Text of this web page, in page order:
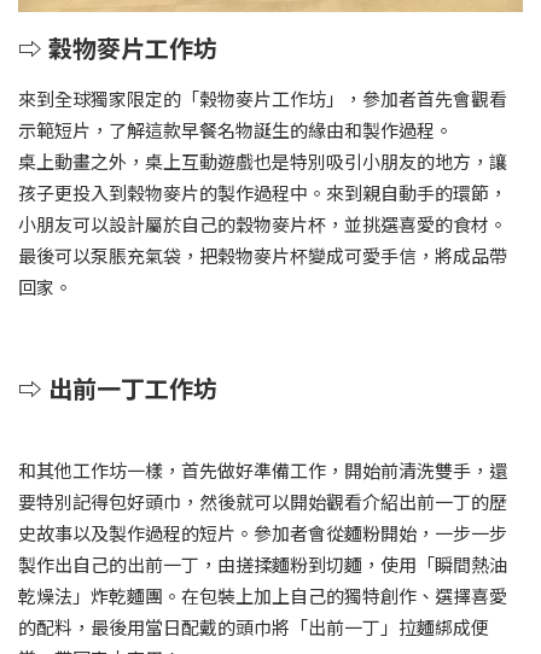
⇨ 穀物麥片工作坊
來到全球獨家限定的「榖物麥片工作坊」，參加者首先會觀看
示範短片，了解這款早餐名物誕生的緣由和製作過程。
桌上動畫之外，桌上互動遊戲也是特別吸引小朋友的地方，讓
孩子更投入到榖物麥片的製作過程中。來到親自動手的環節，
小朋友可以設計屬於自己的穀物麥片杯，並挑選喜愛的食材。
最後可以泵脹充氣袋，把榖物麥片杯變成可愛手信，將成品帶
回家。
⇨ 出前一丁工作坊
和其他工作坊一樣，首先做好準備工作，開始前清洗雙手，還
要特別記得包好頭巾，然後就可以開始觀看介紹出前一丁的歷
史故事以及製作過程的短片。參加者會從麵粉開始，一步一步
製作出自己的出前一丁，由搓揉麵粉到切麵，使用「瞬間熱油
乾燥法」炸乾麵團。在包裝上加上自己的獨特創作、選擇喜愛
的配料，最後用當日配戴的頭巾將「出前一丁」拉麵綁成便